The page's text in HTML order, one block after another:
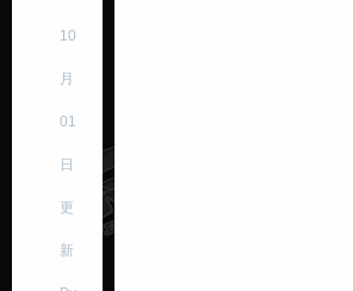
10
月
01
日
更
新